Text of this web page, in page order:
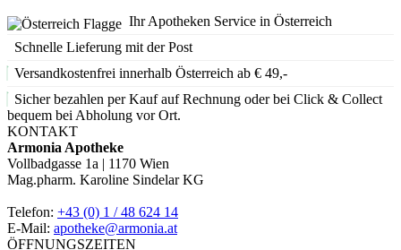
Ihr Apotheken Service in Österreich
Schnelle Lieferung mit der Post
Versandkostenfrei innerhalb Österreich ab € 49,-
Sicher bezahlen per Kauf auf Rechnung oder bei Click & Collect
bequem bei Abholung vor Ort.
KONTAKT
Armonia Apotheke
Vollbadgasse 1a | 1170 Wien
Mag.pharm. Karoline Sindelar KG
Telefon: +43 (0) 1 / 48 624 14
E-Mail: apotheke@armonia.at
ÖFFNUNGSZEITEN